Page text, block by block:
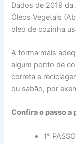
Dados de 2019
Óleos Vegetais
óleo de cozinha
A forma mais
algum ponto de
correta e
ou sabão, por
Confira o passo a
1°